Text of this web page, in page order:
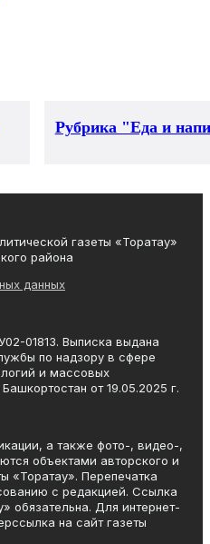
Рубрика "Еда и
газеты «Торатау»
района
данных
01813. Выписка выдана
по надзору в сфере
и массовых
от 19.05.2025 г.
а также фото-, видео-,
объектами авторского и
«Торатау». Перепечатка
с редакцией. Ссылка
обязательна. Для интернет-
на сайт газеты